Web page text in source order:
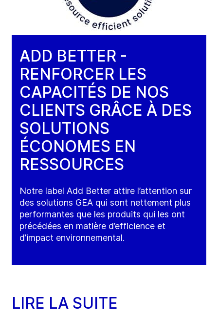
ADD BETTER -
RENFORCER LES
CAPACITÉS DE NOS
CLIENTS GRÂCE À DES
SOLUTIONS
ÉCONOMES EN
RESSOURCES
Notre label Add Better attire l’attention sur
des solutions GEA qui sont nettement plus
performantes que les produits qui les ont
précédées en matière d’efficience et
d’impact environnemental.
LIRE LA SUITE